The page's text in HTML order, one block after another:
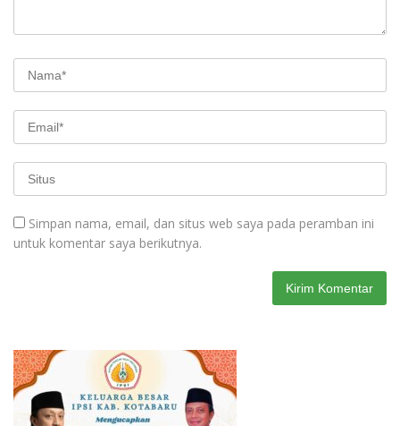
Simpan nama, email, dan situs web saya pada peramban ini
untuk komentar saya berikutnya.